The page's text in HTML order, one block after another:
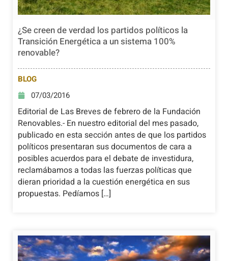
¿Se creen de verdad los partidos políticos la
Transición Energética a un sistema 100%
renovable?
BLOG
07/03/2016
Editorial de Las Breves de febrero de la Fundación
Renovables.- En nuestro editorial del mes pasado,
publicado en esta sección antes de que los partidos
políticos presentaran sus documentos de cara a
posibles acuerdos para el debate de investidura,
reclamábamos a todas las fuerzas políticas que
dieran prioridad a la cuestión energética en sus
propuestas. Pedíamos […]